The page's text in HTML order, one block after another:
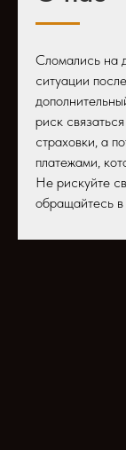
Сломались на
ситуации
риск
страховки, а
платежами,
Не рискуйте
обращайтесь